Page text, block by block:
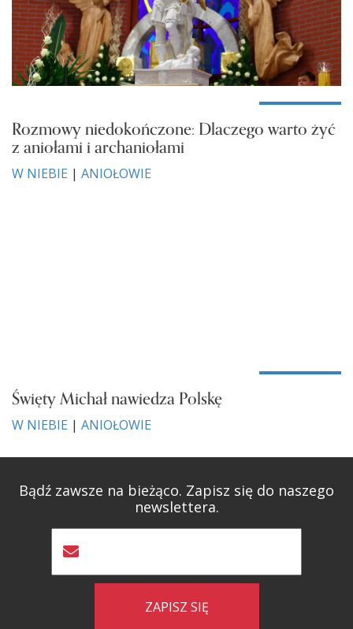
Rozmowy niedokończone: Dlaczego warto żyć
z aniołami i archaniołami
W NIEBIE | ANIOŁOWIE
Święty Michał nawiedza Polskę
W NIEBIE | ANIOŁOWIE
Bądź zawsze na bieżąco. Zapisz się do naszego
newslettera.
ZAPISZ SIĘ